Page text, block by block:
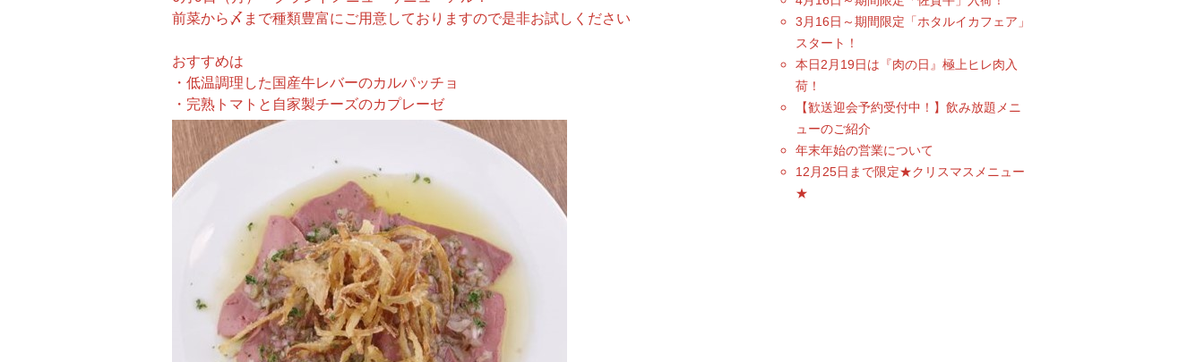
前菜から〆まで種類豊富にご用意しておりますので是非お試しください
おすすめは
・低温調理した国産牛レバーのカルパッチョ
・完熟トマトと自家製チーズのカプレーゼ
3月16日～期間限定「ホタルイカフェア」
スタート！
本日2月19日は『肉の日』極上ヒレ肉入
荷！
【歓送迎会予約受付中！】飲み放題メニ
ューのご紹介
年末年始の営業について
12月25日まで限定★クリスマスメニュー
★